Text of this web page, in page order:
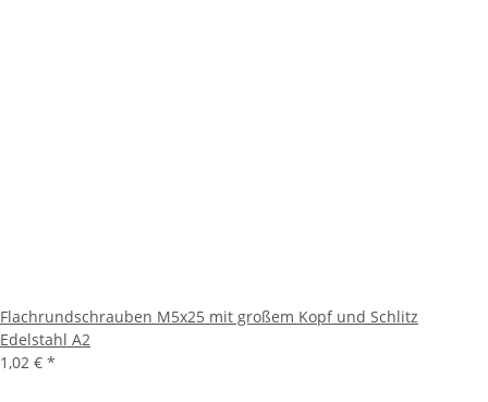
Flachrundschrauben M5x25 mit großem Kopf und Schlitz
Edelstahl A2
1,02 € *